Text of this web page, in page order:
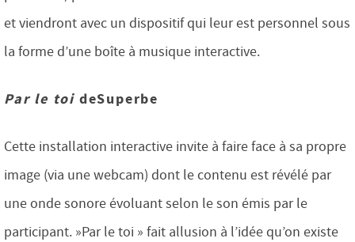
et viendront avec un dispositif qui leur est personnel sous
la forme d’une boîte à musique interactive.
Par le toi deSuperbe
Cette installation interactive invite à faire face à sa propre
image (via une webcam) dont le contenu est révélé par
une onde sonore évoluant selon le son émis par le
participant. »Par le toi » fait allusion à l’idée qu’on existe